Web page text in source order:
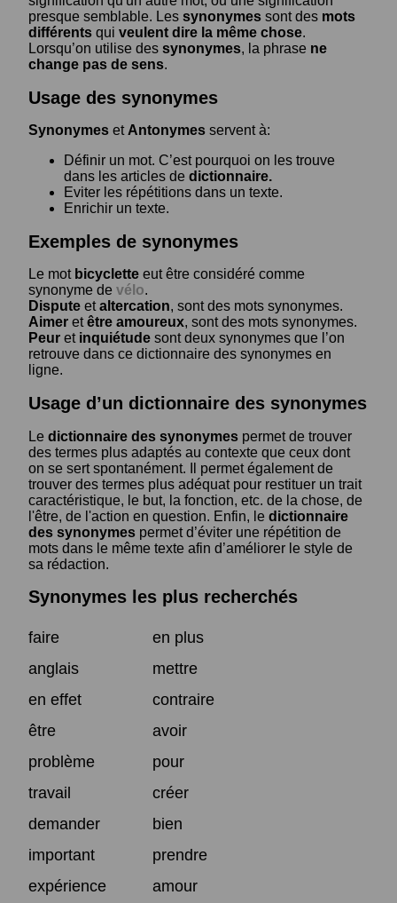
presque semblable. Les synonymes sont des mots
différents qui veulent dire la même chose.
Lorsqu’on utilise des synonymes, la phrase ne
change pas de sens.
Usage des synonymes
Synonymes et Antonymes servent à:
Définir un mot. C’est pourquoi on les trouve
dans les articles de dictionnaire.
Eviter les répétitions dans un texte.
Enrichir un texte.
Exemples de synonymes
Le mot bicyclette eut être considéré comme
synonyme de vélo.
Dispute etaltercation, sont des mots synonymes.
Aimer etêtre amoureux, sont des mots synonymes.
Peur et inquiétude sont deux synonymes que l’on
retrouve dans ce dictionnaire des synonymes en
ligne.
Usage d’un dictionnaire des synonymes
Le dictionnaire des synonymes permet de trouver
des termes plus adaptés au contexte que ceux dont
on se sert spontanément. Il permet également de
trouver des termes plus adéquat pour restituer un trait
caractéristique, le but, la fonction, etc. de la chose, de
l'être, de l'action en question. Enfin, le dictionnaire
des synonymes permet d’éviter une répétition de
mots dans le même texte afin d’améliorer le style de
sa rédaction.
Synonymes les plus recherchés
faire
en plus
anglais
mettre
en effet
contraire
être
avoir
problème
pour
travail
créer
demander
bien
important
prendre
expérience
amour